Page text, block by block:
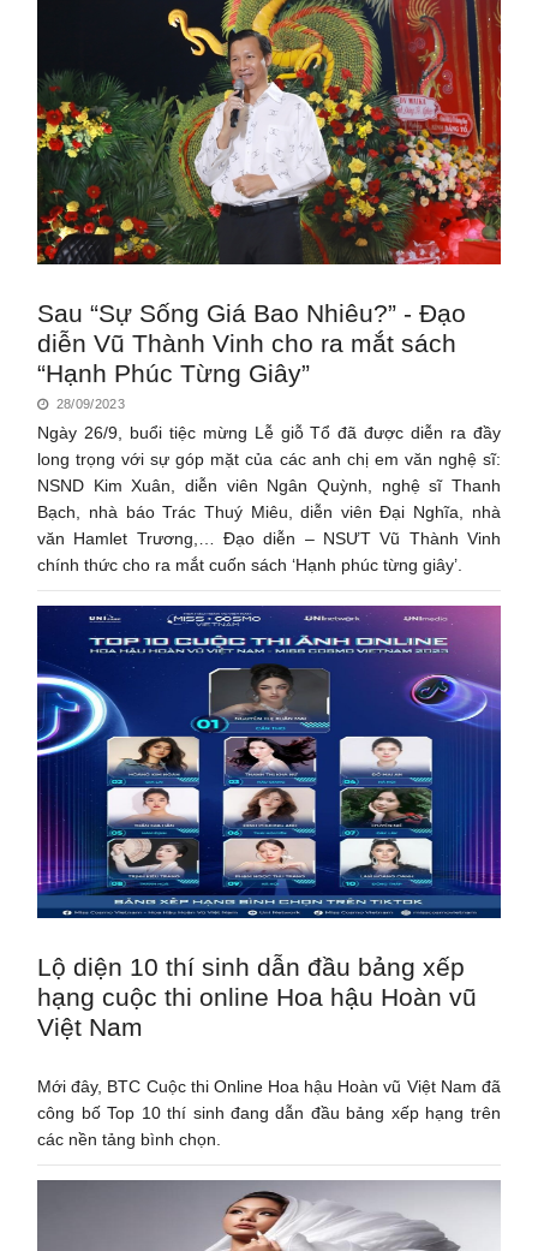
Sau “Sự Sống Giá Bao Nhiêu?” - Đạo
diễn Vũ Thành Vinh cho ra mắt sách
“Hạnh Phúc Từng Giây”
28/09/2023
Ngày 26/9, buổi tiệc mừng Lễ giỗ Tổ đã được diễn ra đầy
long trọng với sự góp mặt của các anh chị em văn nghệ sĩ:
NSND Kim Xuân, diễn viên Ngân Quỳnh, nghệ sĩ Thanh
Bạch, nhà báo Trác Thuý Miêu, diễn viên Đại Nghĩa, nhà
văn Hamlet Trương,… Đạo diễn – NSƯT Vũ Thành Vinh
chính thức cho ra mắt cuốn sách ‘Hạnh phúc từng giây’.
Lộ diện 10 thí sinh dẫn đầu bảng xếp
hạng cuộc thi online Hoa hậu Hoàn vũ
Việt Nam
Mới đây, BTC Cuộc thi Online Hoa hậu Hoàn vũ Việt Nam đã
công bố Top 10 thí sinh đang dẫn đầu bảng xếp hạng trên
các nền tảng bình chọn.